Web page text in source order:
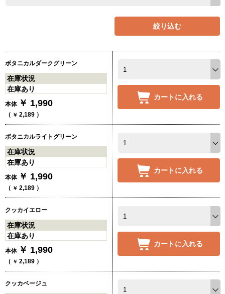
絞り込む
ボタニカルダークグリーン
在庫状況
在庫あり
本体 ￥ 1,990
（ ￥ 2,189 ）
カートに入れる
ボタニカルライトグリーン
在庫状況
在庫あり
本体 ￥ 1,990
（ ￥ 2,189 ）
カートに入れる
クッカイエロー
在庫状況
在庫あり
本体 ￥ 1,990
（ ￥ 2,189 ）
カートに入れる
クッカベージュ